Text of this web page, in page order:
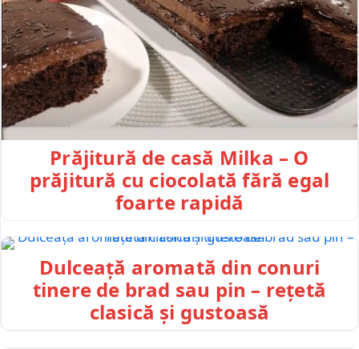
Prăjitură de casă Milka – O
prăjitură cu ciocolată fără egal
foarte rapidă
Dulceață aromată din conuri
tinere de brad sau pin – rețetă
clasică și gustoasă